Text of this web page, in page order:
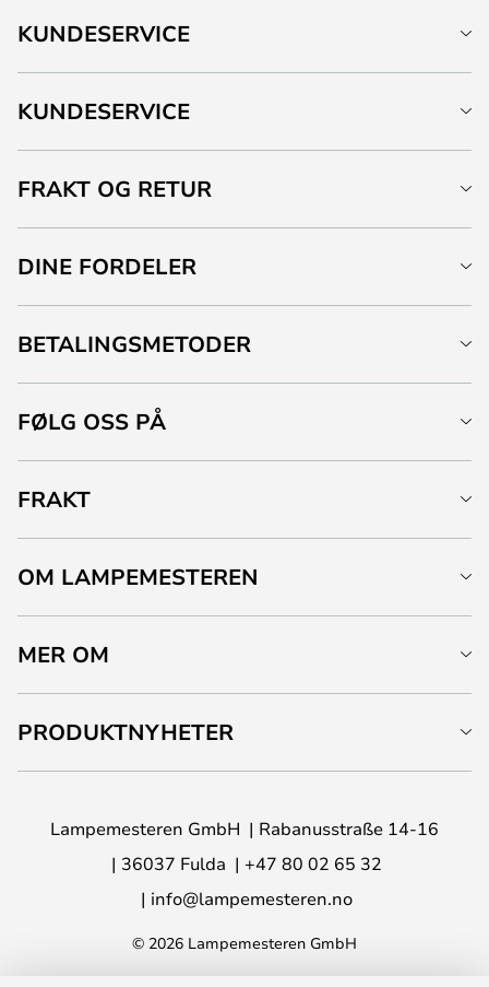
KUNDESERVICE
KUNDESERVICE
FRAKT OG RETUR
DINE FORDELER
BETALINGSMETODER
FØLG OSS PÅ
FRAKT
OM LAMPEMESTEREN
MER OM
PRODUKTNYHETER
Lampemesteren GmbH
Rabanusstraße 14-16
36037 Fulda
+47 80 02 65 32
info@lampemesteren.no
© 2026 Lampemesteren GmbH